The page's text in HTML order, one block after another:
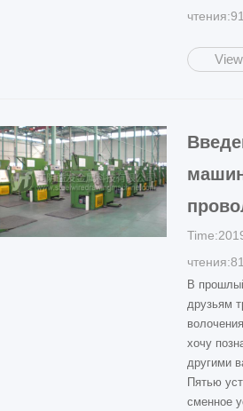
В
друзьям
хочу
другими
Пятью
сменное